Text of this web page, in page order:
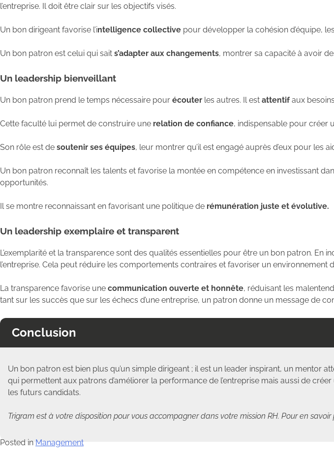
l’entreprise. Il doit être clair sur les objectifs visés.
Un bon dirigeant favorise l’intelligence collective pour développer la cohésion d’équipe,
Un bon patron est celui qui sait s’adapter aux changements, montrer sa capacité à avoir
Un leadership bienveillant
Un bon patron prend le temps nécessaire pour écouter les autres. Il est attentifaux
Cette faculté lui permet de construire une relation de confiance, indispensable pour créer
Son rôle est de soutenir ses équipes, leur montrer qu’il est engagé auprès d’eux pour les
Un bon patron reconnaît les talents et favorise la montée en compétence en investissant
opportunités.
Il se montre reconnaissant en favorisant une politique de rémunération juste et évolutive.
Un leadership exemplaire et transparent
L’exemplarité et la transparence sont des qualités essentielles pour être un bon patron. En
l’entreprise. Cela peut réduire les comportements contraires et favoriser un environnement
La transparence favorise une communication ouverte et honnête, réduisant les
tant sur les succès que sur les échecs d’une entreprise, un patron donne un message de
Conclusion
Un bon patron est bien plus qu’un simple dirigeant ; il est un leader inspirant, un mentor
qui permettent aux patrons d’améliorer la performance de l’entreprise mais aussi de
les futurs candidats.
Trigram est à votre disposition pour vous accompagner dans votre mission RH. Pour en
Posted in Management